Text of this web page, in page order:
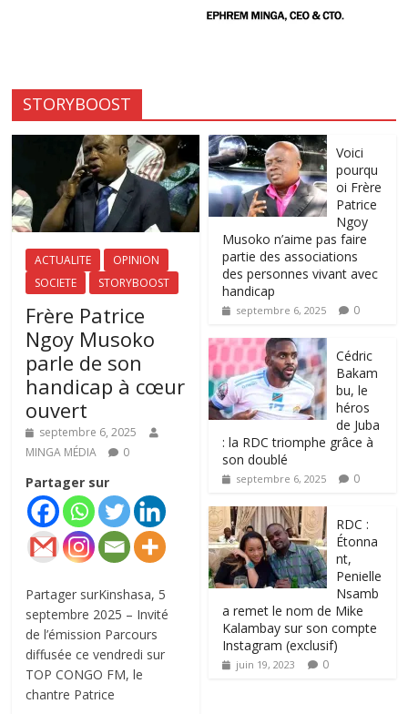
STORYBOOST
ACTUALITE
OPINION
SOCIETE
STORYBOOST
Frère Patrice
Ngoy Musoko
parle de son
handicap à cœur
ouvert
septembre 6, 2025
MINGA MÉDIA
0
Partager sur
Partager surKinshasa, 5
septembre 2025 – Invité
de l’émission Parcours
diffusée ce vendredi sur
TOP CONGO FM, le
chantre Patrice
Voici
pourqu
oi Frère
Patrice
Ngoy
Musoko n’aime pas faire
partie des associations
des personnes vivant avec
handicap
septembre 6, 2025 0
‎Cédric
Bakam
bu, le
héros
de Juba
: la RDC triomphe grâce à
son doublé
septembre 6, 2025 0
RDC :
Étonna
nt,
Penielle
Nsamb
a remet le nom de Mike
Kalambay sur son compte
Instagram (exclusif)
juin 19, 2023 0